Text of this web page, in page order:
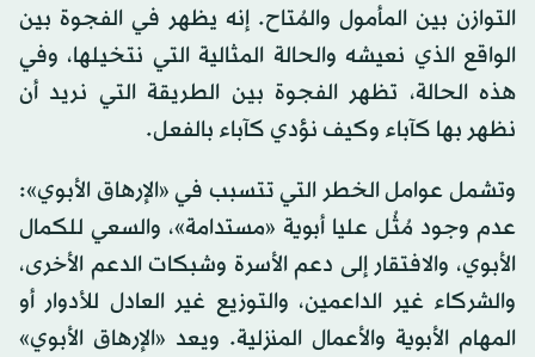
التوازن بين المأمول والمُتاح. إنه يظهر في الفجوة بين
الواقع الذي نعيشه والحالة المثالية التي نتخيلها، وفي
هذه الحالة، تظهر الفجوة بين الطريقة التي نريد أن
نظهر بها كآباء وكيف نؤدي كآباء بالفعل.
وتشمل عوامل الخطر التي تتسبب في «الإرهاق الأبوي»:
عدم وجود مُثُل عليا أبوية «مستدامة»، والسعي للكمال
الأبوي، والافتقار إلى دعم الأسرة وشبكات الدعم الأخرى،
والشركاء غير الداعمين، والتوزيع غير العادل للأدوار أو
المهام الأبوية والأعمال المنزلية. ويعد «الإرهاق الأبوي»